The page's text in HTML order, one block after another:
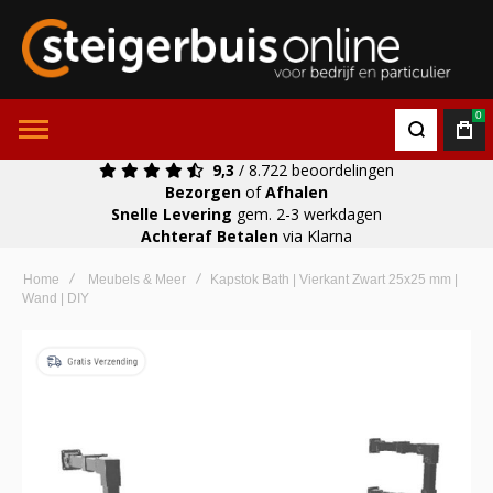
0
9,3 / 8.722 beoordelingen
Bezorgen ofAfhalen
Snelle Levering gem. 2-3 werkdagen
Achteraf Betalen via Klarna
Home Meubels & Meer
Kapstok Bath | Vierkant Zwart 25x25 mm |
Wand | DIY
naar
afbeeldingen-